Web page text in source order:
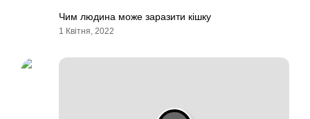
Чим людина може заразити кішку
1 Квітня, 2022